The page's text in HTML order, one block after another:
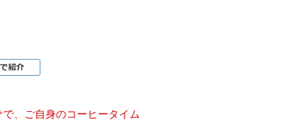
、ご自身のコーヒータイム